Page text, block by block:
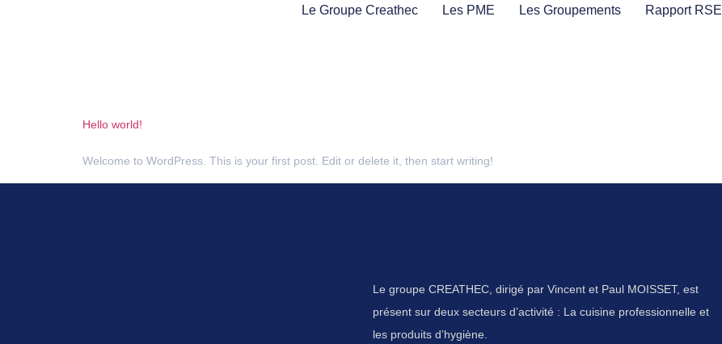
Le Groupe Creathec Les PME Les Groupements Rapport RSE
Hello world!
Welcome to WordPress. This is your first post. Edit or delete it, then start writing!
Le groupe CREATHEC, dirigé par Vincent et Paul MOISSET, est
présent sur deux secteurs d’activité : La cuisine professionnelle et
les produits d’hygiène.